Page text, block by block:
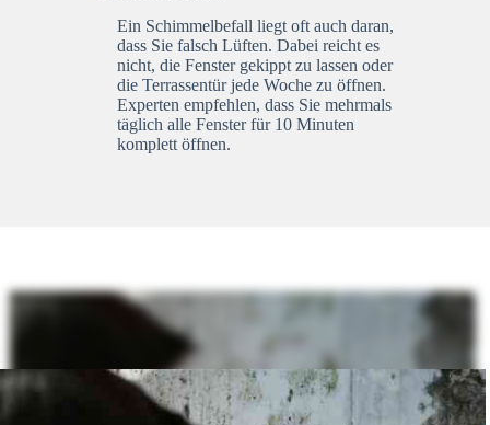
Ein Schimmelbefall liegt oft auch daran,
dass Sie falsch Lüften. Dabei reicht es
nicht, die Fenster gekippt zu lassen oder
die Terrassentür jede Woche zu öffnen.
Experten empfehlen, dass Sie mehrmals
täglich alle Fenster für 10 Minuten
komplett öffnen.